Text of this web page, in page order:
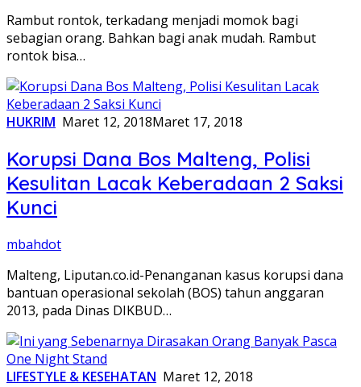
Rambut rontok, terkadang menjadi momok bagi
sebagian orang. Bahkan bagi anak mudah. Rambut
rontok bisa…
HUKRIM Maret 12, 2018Maret 17, 2018
Korupsi Dana Bos Malteng, Polisi
Kesulitan Lacak Keberadaan 2 Saksi
Kunci
mbahdot
Malteng, Liputan.co.id-Penanganan kasus korupsi dana
bantuan operasional sekolah (BOS) tahun anggaran
2013, pada Dinas DIKBUD…
LIFESTYLE & KESEHATAN Maret 12, 2018